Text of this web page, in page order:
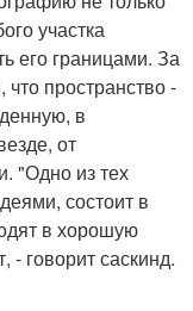
участка
его границами. За
пространство -
в
от
"Одно из тех
состоит в
в хорошую
- говорит саскинд.